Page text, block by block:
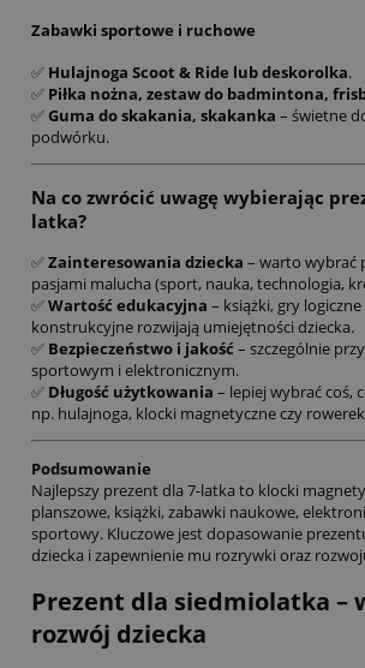
Zabawki sportowe i ruchowe
✅ Hulajnoga Scoot & Ride lub deskorolka.
✅ Piłka nożna, zestaw do badmintona,
✅Guma do skakania, skakanka – świetne
podwórku.
Na co zwrócić uwagę wybierając
latka?
✅Zainteresowania dziecka – warto wybrać
pasjami malucha (sport, nauka, technologia,
✅Wartość edukacyjna – książki, gry
konstrukcyjne rozwijają umiejętności dziecka.
✅ Bezpieczeństwo i jakość – szczególnie
sportowym i elektronicznym.
✅ Długość użytkowania – lepiej wybrać coś,
np. hulajnoga, klocki magnetyczne czy
Podsumowanie
Najlepszy prezent dla 7-latka to klocki
planszowe, książki, zabawki naukowe,
sportowy. Kluczowe jest dopasowanie
dziecka i zapewnienie mu rozrywki oraz
Prezent dla siedmiolatka –
rozwój dziecka